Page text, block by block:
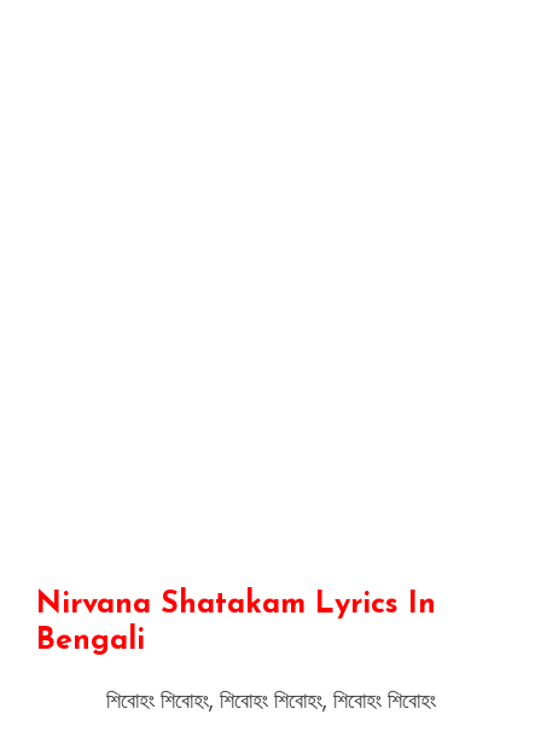
Nirvana Shatakam Lyrics In
Bengali
শিবোহং শিবোহং, শিবোহং শিবোহং, শিবোহং শিবোহং